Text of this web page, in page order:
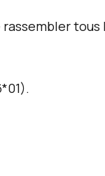
tous